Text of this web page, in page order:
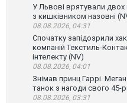
У Львові врятували
з кишківником назовні
08.08.2026, 04:31
Спочатку запідозрили
компаній Текстиль-
інтелекту (NV)
08.08.2026, 04:01
Знімав принц Гаррі.
танок з нагоди свого 45-
08.08.2026, 03:31